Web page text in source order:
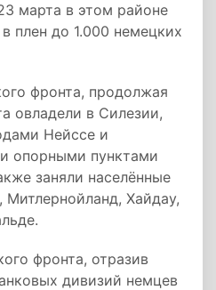
марта в этом районе
плен до 1.000 немецких
фронта, продолжая
овладели в Силезии,
Нейссе и
опорными пунктами
заняли населённые
Хайдау,
фронта, отразив
дивизий немцев